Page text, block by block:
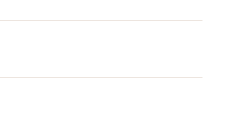
grosser Felsblöcke